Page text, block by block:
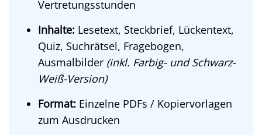
Vertretungsstunden
Inhalte: Lesetext, Steckbrief, Lückentext,
Quiz, Suchrätsel, Fragebogen,
Ausmalbilder (inkl. Farbig- und Schwarz-
Weiß-Version)
Format: Einzelne PDFs / Kopiervorlagen
zum Ausdrucken